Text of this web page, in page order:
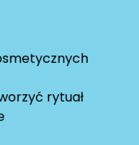
rytuał